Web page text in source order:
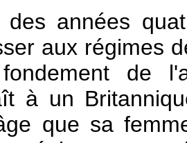
années
aux régimes
de
à un
que sa